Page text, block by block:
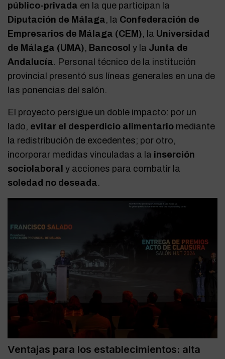
público-privada en la que participan la
Diputación de Málaga, la Confederación de
Empresarios de Málaga (CEM), la Universidad
de Málaga (UMA), Bancosol y la Junta de
Andalucía. Personal técnico de la institución
provincial presentó sus líneas generales en una de
las ponencias del salón.
El proyecto persigue un doble impacto: por un
lado, evitar el desperdicio alimentario mediante
la redistribución de excedentes; por otro,
incorporar medidas vinculadas a la inserción
sociolaboral y acciones para combatir la
soledad no deseada.
Ventajas para los establecimientos: alta